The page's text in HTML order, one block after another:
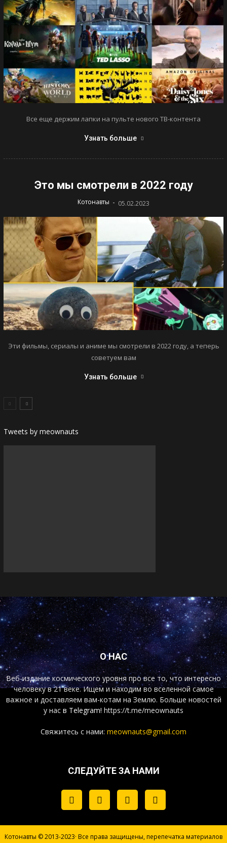
Все еще держим лапки на пульте нового ТВ-контента
Узнать больше
Это мы смотрели в 2022 году
Котонавты - 05.02.2023
Эти фильмы, сериалы и аниме мы смотрели в 2022 году, а теперь
советуем вам
Узнать больше
Tweets by meownauts
О НАС
Веб-издание космического уровня про все то, что интересно
человеку в 21 веке. Ищем и находим во вселенной самое
важное и доставляем вам-котам на Землю. Больше новостей
у нас в Telegram! https://t.me/meownauts
Свяжитесь с нами: meownauts@gmail.com
СЛЕДУЙТЕ ЗА НАМИ
Котонавты © 2013-2023· Все права защищены, перепечатка материалов